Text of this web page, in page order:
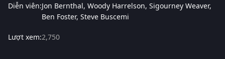
Diễn viên:Jon Bernthal Woody Harrelson Sigourney Weaver
Ben Foster Steve Buscemi
Lượt xem:2,750